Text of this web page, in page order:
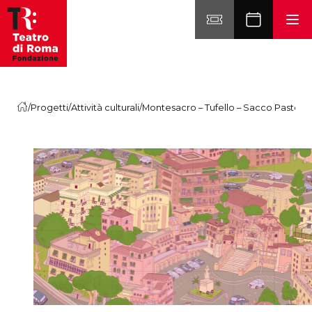
Vai al contenuto
/Progetti/Attività culturali/Montesacro – Tufello – Sacco Pastore